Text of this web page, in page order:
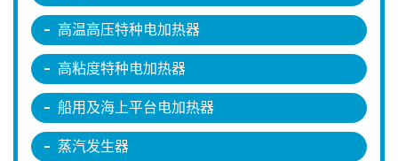
高温高压特种电加热器
高粘度特种电加热器
船用及海上平台电加热器
蒸汽发生器